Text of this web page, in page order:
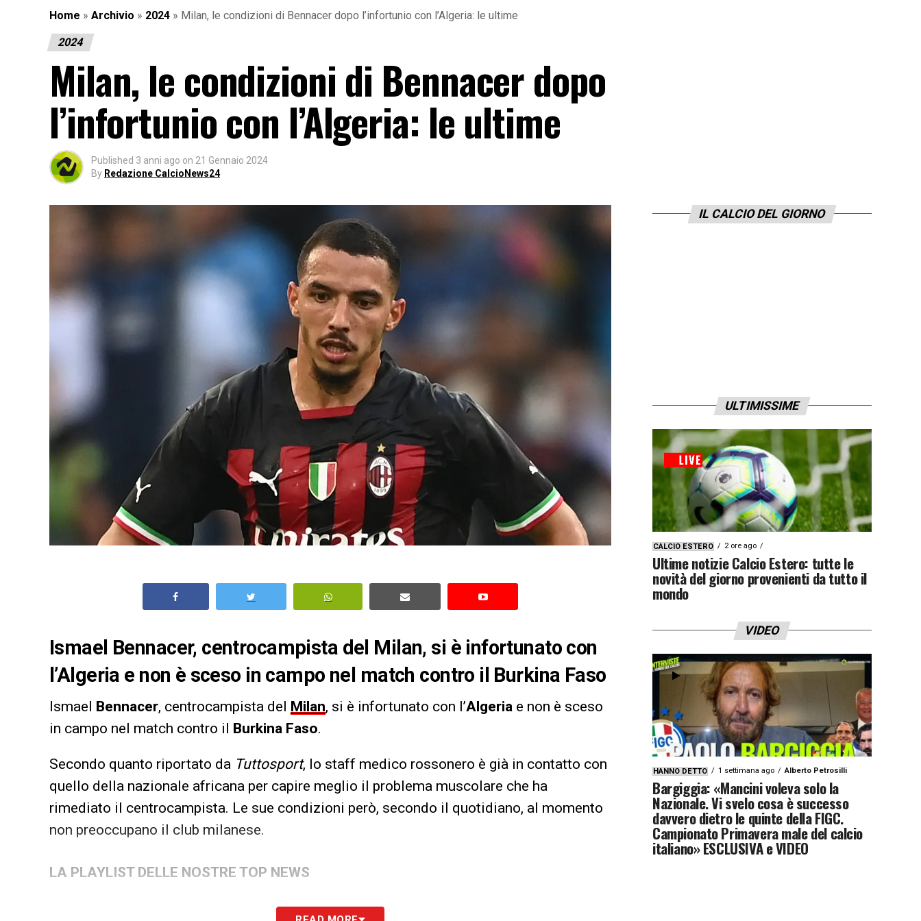
Home » Archivio » 2024 » Milan, le condizioni di Bennacer dopo l’infortunio con l’Algeria: le ultime
2024
Milan, le condizioni di Bennacer dopo
l’infortunio con l’Algeria: le ultime
Published 3 anni ago on 21 Gennaio 2024
By Redazione CalcioNews24
Ismael Bennacer, centrocampista del Milan, si è infortunato con
l’Algeria e non è sceso in campo nel match contro il Burkina Faso
Ismael Bennacer, centrocampista del Milan, si è infortunato con l’Algeria e non è sceso
in campo nel match contro il Burkina Faso.
Secondo quanto riportato da Tuttosport, lo staff medico rossonero è già in contatto con
quello della nazionale africana per capire meglio il problema muscolare che ha
rimediato il centrocampista. Le sue condizioni però, secondo il quotidiano, al momento
non preoccupano il club milanese.
LA PLAYLIST DELLE NOSTRE TOP NEWS
IL CALCIO DEL GIORNO
ULTIMISSIME
CALCIO ESTERO 2 ore ago
Ultime notizie Calcio Estero: tutte le
novità del giorno provenienti da tutto il
mondo
VIDEO
HANNO DETTO 1 settimana ago Alberto Petrosilli
Bargiggia: «Mancini voleva solo la
Nazionale. Vi svelo cosa è successo
davvero dietro le quinte della FIGC.
Campionato Primavera male del calcio
italiano» ESCLUSIVA e VIDEO